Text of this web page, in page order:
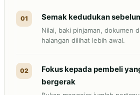
01 Semak kedudukan
Nilai, baki pinjaman, dokumen
halangan dilihat lebih awal.
02
Fokus kepada pembeli
bergerak